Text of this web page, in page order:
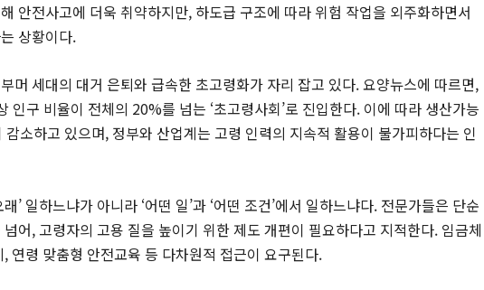
안전사고에 더욱 취약하지만, 하도급 구조에 따라 위험 작업을 외주화하면서
상황이다.
머 세대의 대거 은퇴와 급속한 초고령화가 자리 잡고 있다. 요양뉴스에 따르면,
인구 비율이 전체의 20%를 넘는 ‘초고령사회’로 진입한다. 이에 따라 생산가능
소하고 있으며, 정부와 산업계는 고령 인력의 지속적 활용이 불가피하다는 인
’ 일하느냐가 아니라 ‘어떤 일’과 ‘어떤 조건’에서 일하느냐다. 전문가들은 단순
어, 고령자의 고용 질을 높이기 위한 제도 개편이 필요하다고 지적한다. 임금체
연령 맞춤형 안전교육 등 다차원적 접근이 요구된다.